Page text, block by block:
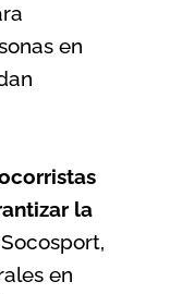
en
la
en